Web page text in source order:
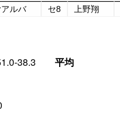
ルバ セ8 上野翔
38.3 平均